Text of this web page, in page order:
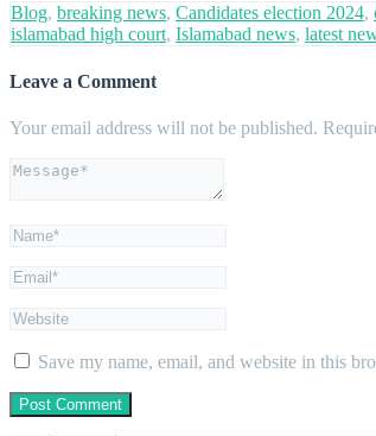
Blog, breaking news, Candidates election 2024,
islamabad high court, Islamabad news, latest
Leave a Comment
Your email address will not be published.
Save my name, email, and website in this